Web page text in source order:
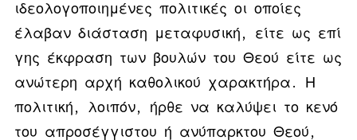
ιδεολογοποιημένες πολιτικές οι οποίες
έλαβαν διάσταση μεταφυσική, είτε ως επί
γης έκφραση των βουλών του Θεού είτε ως
ανώτερη αρχή καθολικού χαρακτήρα. Η
πολιτική, λοιπόν, ήρθε να καλύψει το κενό
του απροσέγγιστου ή ανύπαρκτου Θεού,